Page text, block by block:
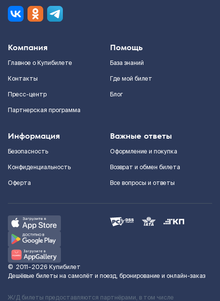
Компания
Главное о Купибилете
Контакты
Пресс-центр
Партнерская программа
Помощь
База знаний
Где мой билет
Блог
Информация
Безопасность
Конфиденциальность
Оферта
Важные ответы
Оформление и покупка
Возврат и обмен билета
Все вопросы и ответы
© 2011–2026 Купибилет
Дешёвые билеты на самолёт и поезд, бронирование и онлайн-заказ
Ж/Д билеты предоставляются партнёрами, в том числе